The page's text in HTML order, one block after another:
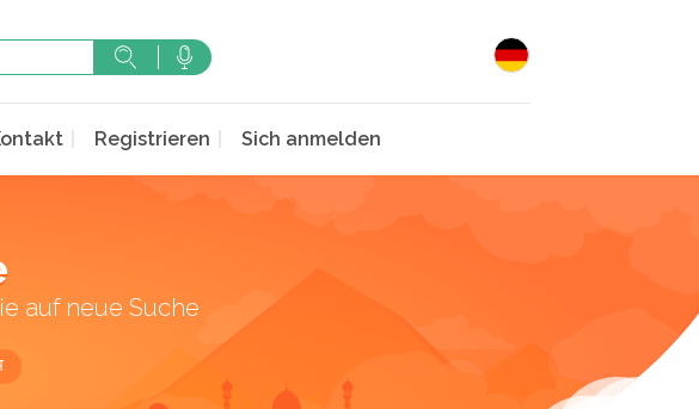
Registrieren Sich anmelden
auf neue Suche